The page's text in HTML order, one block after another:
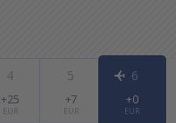
4
+25
EUR
5
+7
EUR
6
+0
EUR